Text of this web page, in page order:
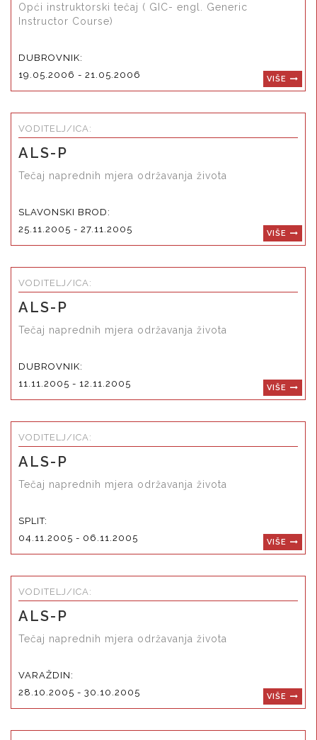
Opći instruktorski tečaj ( GIC- engl. Generic
Instructor Course)
DUBROVNIK:
19.05.2006 - 21.05.2006
VIŠE
VODITELJ/ICA:
ALS-P
Tečaj naprednih mjera održavanja života
SLAVONSKI BROD:
25.11.2005 - 27.11.2005
VIŠE
VODITELJ/ICA:
ALS-P
Tečaj naprednih mjera održavanja života
DUBROVNIK:
11.11.2005 - 12.11.2005
VIŠE
VODITELJ/ICA:
ALS-P
Tečaj naprednih mjera održavanja života
SPLIT:
04.11.2005 - 06.11.2005
VIŠE
VODITELJ/ICA:
ALS-P
Tečaj naprednih mjera održavanja života
VARAŽDIN:
28.10.2005 - 30.10.2005
VIŠE